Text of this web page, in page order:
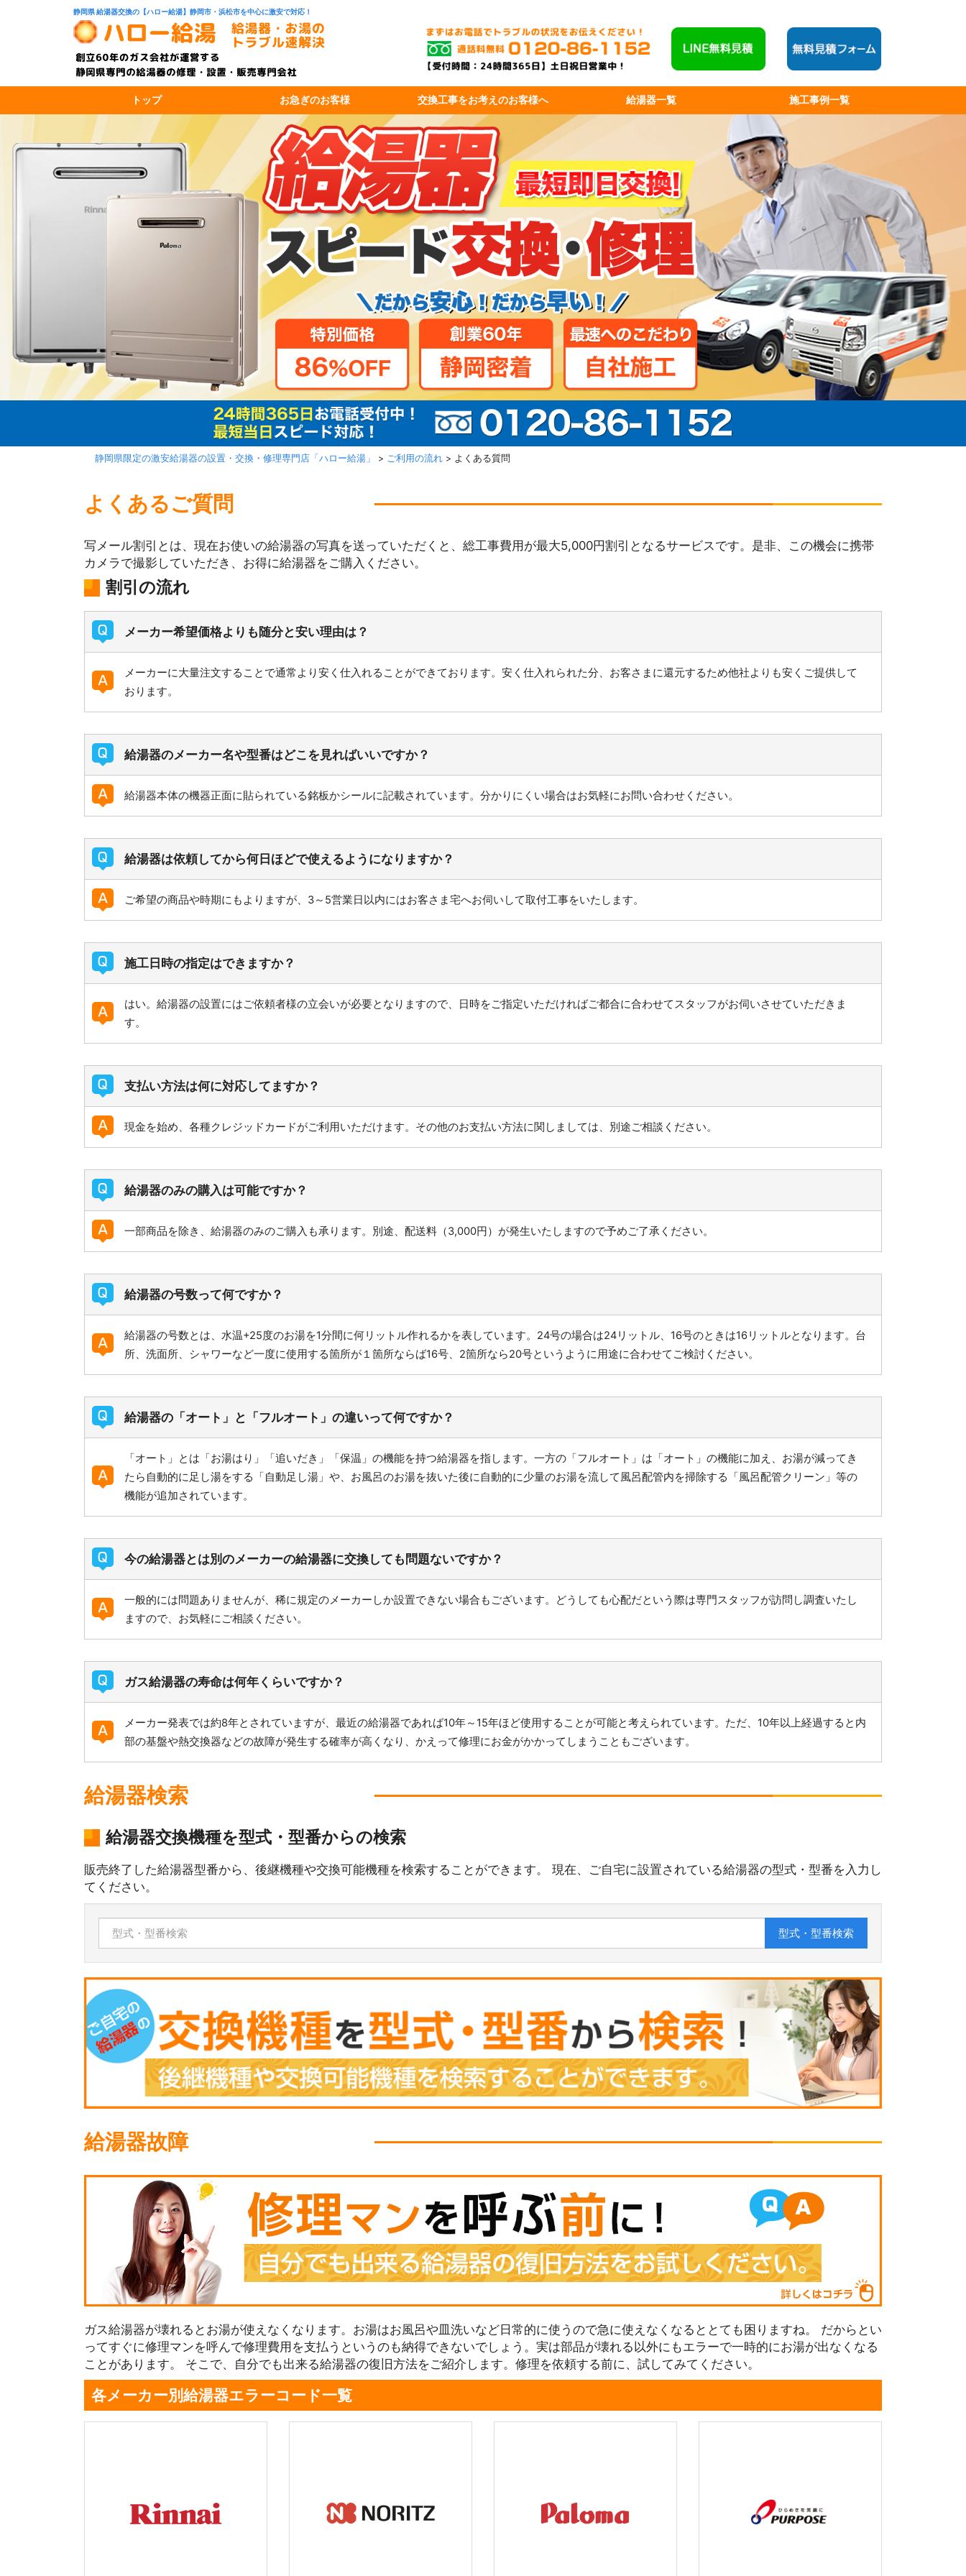
静岡県 給湯器交換の【ハロー給湯】静岡市・浜松市を中心に激安で対応！
トップ お急ぎのお客様 交換工事をお考えのお客様へ 給湯器一覧 施工事例一覧
静岡県限定の激安給湯器の設置・交換・修理専門店「ハロー給湯」 > ご利用の流れ > よくある質問
よくあるご質問
写メール割引とは、現在お使いの給湯器の写真を送っていただくと、総工事費用が最大5,000円割引となるサービスです。是非、この機会に携帯
カメラで撮影していただき、お得に給湯器をご購入ください。
割引の流れ
メーカー希望価格よりも随分と安い理由は？
メーカーに大量注文することで通常より安く仕入れることができております。安く仕入れられた分、お客さまに還元するため他社よりも安くご提供して
おります。
給湯器のメーカー名や型番はどこを見ればいいですか？
給湯器本体の機器正面に貼られている銘板かシールに記載されています。分かりにくい場合はお気軽にお問い合わせください。
給湯器は依頼してから何日ほどで使えるようになりますか？
ご希望の商品や時期にもよりますが、3～5営業日以内にはお客さま宅へお伺いして取付工事をいたします。
施工日時の指定はできますか？
はい。給湯器の設置にはご依頼者様の立会いが必要となりますので、日時をご指定いただければご都合に合わせてスタッフがお伺いさせていただきま
す。
支払い方法は何に対応してますか？
現金を始め、各種クレジッドカードがご利用いただけます。その他のお支払い方法に関しましては、別途ご相談ください。
給湯器のみの購入は可能ですか？
一部商品を除き、給湯器のみのご購入も承ります。別途、配送料（3,000円）が発生いたしますので予めご了承ください。
給湯器の号数って何ですか？
給湯器の号数とは、水温+25度のお湯を1分間に何リットル作れるかを表しています。24号の場合は24リットル、16号のときは16リットルとなります。台
所、洗面所、シャワーなど一度に使用する箇所が１箇所ならば16号、2箇所なら20号というように用途に合わせてご検討ください。
給湯器の「オート」と「フルオート」の違いって何ですか？
「オート」とは「お湯はり」「追いだき」「保温」の機能を持つ給湯器を指します。一方の「フルオート」は「オート」の機能に加え、お湯が減ってき
たら自動的に足し湯をする「自動足し湯」や、お風呂のお湯を抜いた後に自動的に少量のお湯を流して風呂配管内を掃除する「風呂配管クリーン」等の
機能が追加されています。
今の給湯器とは別のメーカーの給湯器に交換しても問題ないですか？
一般的には問題ありませんが、稀に規定のメーカーしか設置できない場合もございます。どうしても心配だという際は専門スタッフが訪問し調査いたし
ますので、お気軽にご相談ください。
ガス給湯器の寿命は何年くらいですか？
メーカー発表では約8年とされていますが、最近の給湯器であれば10年～15年ほど使用することが可能と考えられています。ただ、10年以上経過すると内
部の基盤や熱交換器などの故障が発生する確率が高くなり、かえって修理にお金がかかってしまうこともございます。
給湯器検索
給湯器交換機種を型式・型番からの検索
販売終了した給湯器型番から、後継機種や交換可能機種を検索することができます。 現在、ご自宅に設置されている給湯器の型式・型番を入力し
てください。
型式・型番検索
給湯器故障
ガス給湯器が壊れるとお湯が使えなくなります。お湯はお風呂や皿洗いなど日常的に使うので急に使えなくなるととても困りますね。 だからとい
ってすぐに修理マンを呼んで修理費用を支払うというのも納得できないでしょう。実は部品が壊れる以外にもエラーで一時的にお湯が出なくなる
ことがあります。 そこで、自分でも出来る給湯器の復旧方法をご紹介します。修理を依頼する前に、試してみてください。
各メーカー別給湯器エラーコード一覧